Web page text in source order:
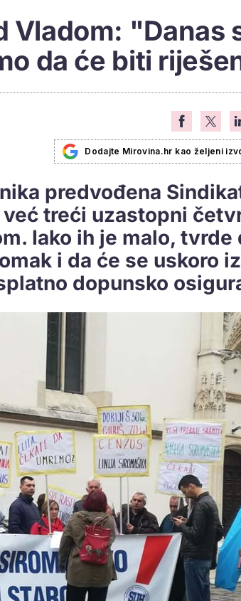
Vladom: "Danas
da će biti
Dodajte Mirovina.hr kao željeni
predvođena
treći uzastopni
Iako ih je malo, tvrde
i da će se uskoro
dopunsko